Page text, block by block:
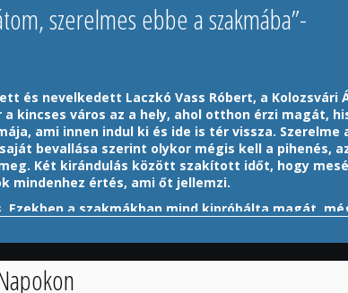
A gasztronómia, magyarán a főzés és az étkezés
volt a közösségeknek. A tűzhely ősidők
és a főzést is. Másfelől a társas étkezésnek vagy
az életembe: ezért járok időnként közösségi
ez egy szép gesztus is azok felé, akiknek nem adatik
nagyanyámat főzni, láttam édesanyámat főzni.
rekonstruálni az ízeiket. Ebből a diákkori
iránt, amit ma is érzek. Sokan vannak, akiknek ez napi
A főzés nagyon kreatív történet, sokfélét lehet
kísérletezni.Ha másokra is főzöl, hamar kiderül, hogy a
Egy jól elkészített fogás a szemnek is kívánatos, nem
utazol is. Az utazásaid mennyire hatnak a
szerelmes ebbe a szakmába”-
és nevelkedett Laczkó Vass Róbert, a Kolozsvári
kincses város az a hely, ahol otthon érzi magát,
ami innen indul ki és ide is tér vissza. Szerelme
bevallása szerint olykor mégis kell a pihenés,
Két kirándulás között szakított időt, hogy
mindenhez értés, ami őt jellemzi.
a szakmákban mind kipróbálta magát,
köre?
van köze, nem pedig a profizmushoz.
ez mit is jelent, mert ugyan ír és publikál az ember